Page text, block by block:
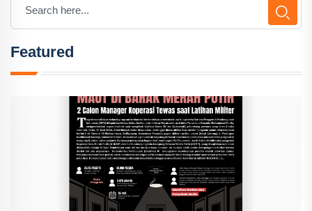
Featured